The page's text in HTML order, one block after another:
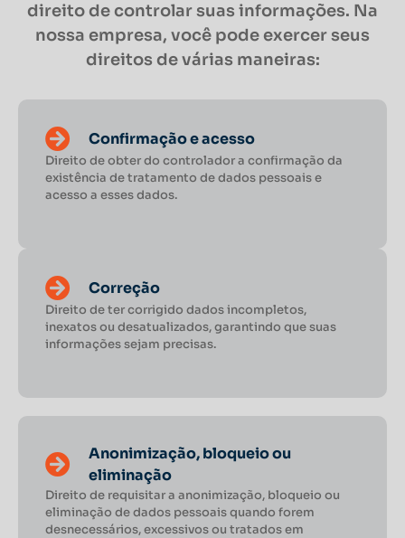
direito de controlar suas informações. Na
nossa empresa, você pode exercer seus
direitos de várias maneiras:
Confirmação e acesso
Direito de obter do controlador a confirmação da
existência de tratamento de dados pessoais e
acesso a esses dados.
Correção
Direito de ter corrigido dados incompletos,
inexatos ou desatualizados, garantindo que suas
informações sejam precisas.
Anonimização, bloqueio ou
eliminação
Direito de requisitar a anonimização, bloqueio ou
eliminação de dados pessoais quando forem
desnecessários, excessivos ou tratados em